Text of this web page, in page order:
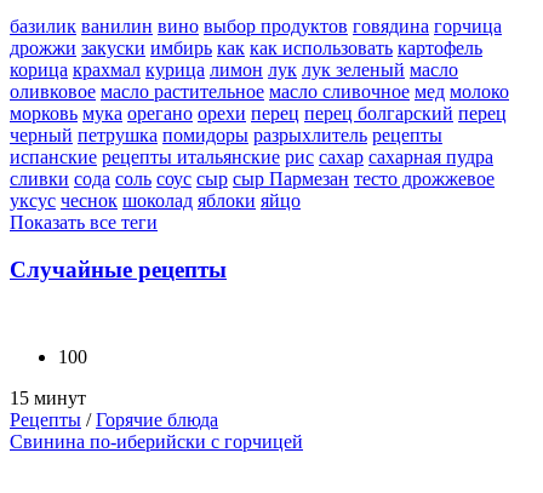
базилик ванилин вино выбор продуктов говядина горчица
дрожжи закуски имбирь как как использовать картофель
корица крахмал курица лимон лук лук зеленый масло
оливковое масло растительное масло сливочное мед молоко
морковь мука орегано орехи перец перец болгарский перец
черный петрушка помидоры разрыхлитель рецепты
испанские рецепты итальянские рис сахар сахарная пудра
сливки сода соль соус сыр сыр Пармезан тесто дрожжевое
уксус чеснок шоколад яблоки яйцо
Показать все теги
Случайные рецепты
100
15 минут
Рецепты /Горячие блюда
Свинина по-иберийски с горчицей